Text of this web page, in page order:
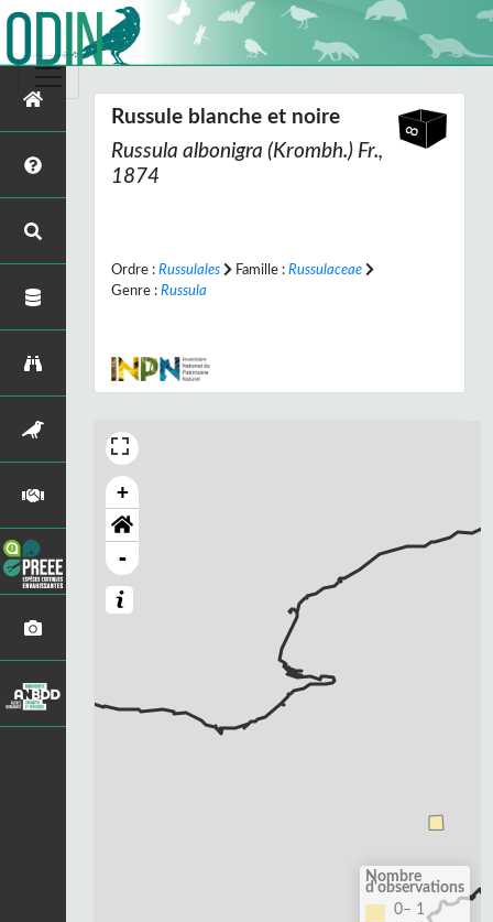
Russule blanche et noire
Russula albonigra (Krombh.) Fr.,
1874
Ordre : Russulales Famille : Russulaceae
Genre : Russula
+
-
Nombre
d'observations
0– 1